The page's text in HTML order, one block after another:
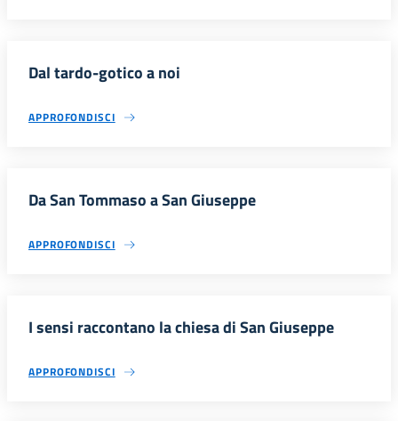
Dal tardo-gotico a noi
APPROFONDISCI
Da San Tommaso a San Giuseppe
APPROFONDISCI
I sensi raccontano la chiesa di San Giuseppe
APPROFONDISCI